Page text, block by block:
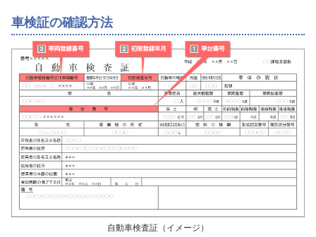
車検証の確認方法
自動車検査証（イメージ）